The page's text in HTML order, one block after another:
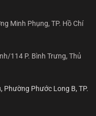
Minh Phụng, TP. Hồ Chí
114 P. Bình Trưng, Thủ
Phường Phước Long B, TP.